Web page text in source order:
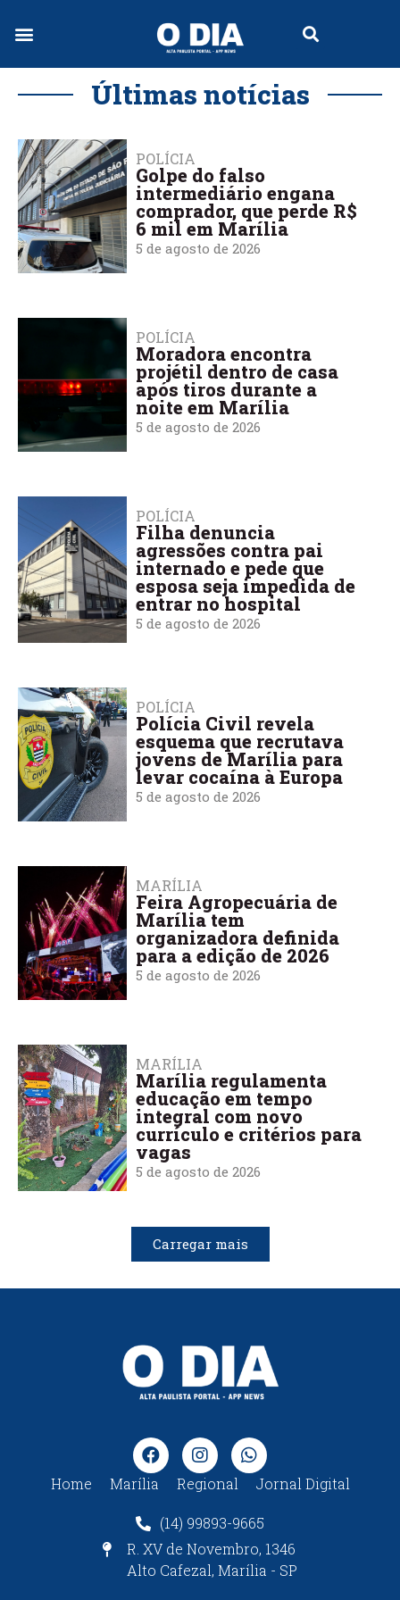
Últimas notícias
POLÍCIA
Golpe do falso
intermediário engana
comprador, que perde R$
6 mil em Marília
5 de agosto de 2026
POLÍCIA
Moradora encontra
projétil dentro de casa
após tiros durante a
noite em Marília
5 de agosto de 2026
POLÍCIA
Filha denuncia
agressões contra pai
internado e pede que
esposa seja impedida de
entrar no hospital
5 de agosto de 2026
POLÍCIA
Polícia Civil revela
esquema que recrutava
jovens de Marília para
levar cocaína à Europa
5 de agosto de 2026
MARÍLIA
Feira Agropecuária de
Marília tem
organizadora definida
para a edição de 2026
5 de agosto de 2026
MARÍLIA
Marília regulamenta
educação em tempo
integral com novo
currículo e critérios para
vagas
5 de agosto de 2026
Carregar mais
Home Marília Regional Jornal Digital
(14) 99893-9665
R. XV de Novembro, 1346
Alto Cafezal, Marília - SP